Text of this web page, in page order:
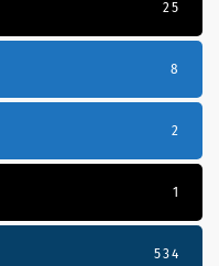
25
8
2
1
534